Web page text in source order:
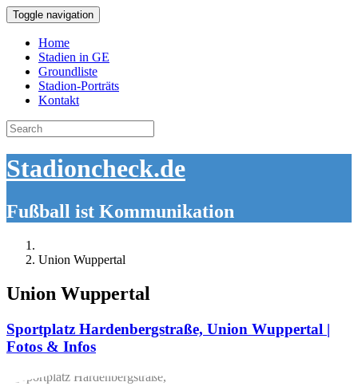
Toggle navigation
Home
Stadien in GE
Groundliste
Stadion-Porträts
Kontakt
Search
for:
Stadioncheck.de
Fußball ist Kommunikation
Union Wuppertal
Union Wuppertal
Sportplatz Hardenbergstraße, Union Wuppertal |
Fotos & Infos